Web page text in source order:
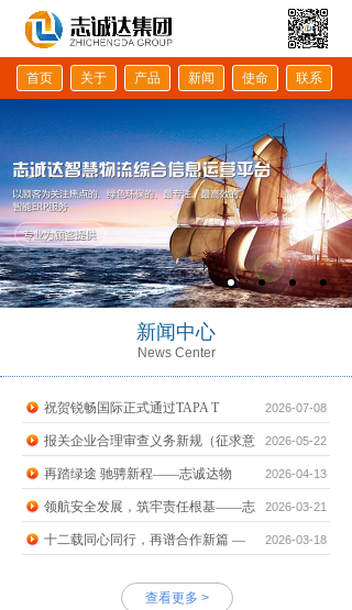
首页 关于 产品 新闻 使命 联系
新闻中心
News Center
祝贺锐畅国际正式通过TAPA T 2026-07-08
报关企业合理审查义务新规（征求意 2026-05-22
再踏绿途 驰骋新程——志诚达物 2026-04-13
领航安全发展，筑牢责任根基——志 2026-03-21
十二载同心同行，再谱合作新篇 — 2026-03-18
查看更多 >